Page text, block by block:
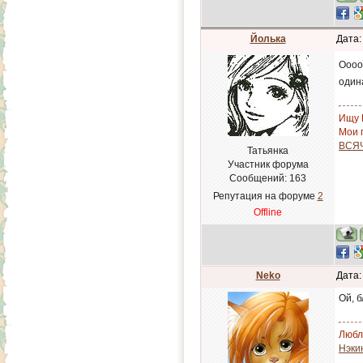
Йолька
Татьянка
Участник форума
Сообщений: 163
Репутация на форуме 2
Offline
Ищу
Мои
Neko
Ой,